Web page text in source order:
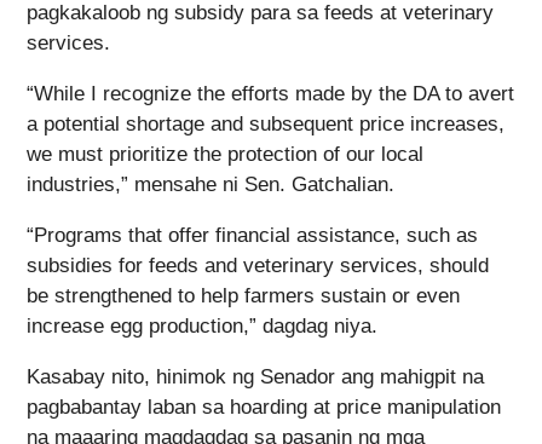
pagkakaloob ng subsidy para sa feeds at veterinary
services.
“While I recognize the efforts made by the DA to avert
a potential shortage and subsequent price increases,
we must prioritize the protection of our local
industries,” mensahe ni Sen. Gatchalian.
“Programs that offer financial assistance, such as
subsidies for feeds and veterinary services, should
be strengthened to help farmers sustain or even
increase egg production,” dagdag niya.
Kasabay nito, hinimok ng Senador ang mahigpit na
pagbabantay laban sa hoarding at price manipulation
na maaaring magdagdag sa pasanin ng mga